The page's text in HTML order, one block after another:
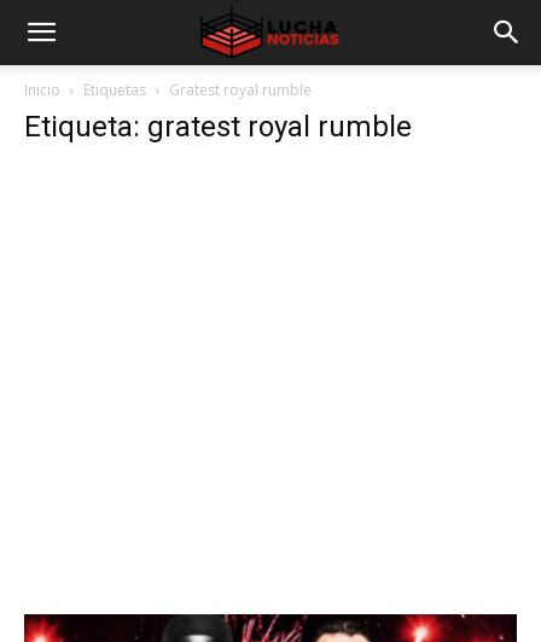
Inicio Etiquetas Gratest royal rumble
Etiqueta: gratest royal rumble